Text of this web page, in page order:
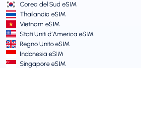
Corea del Sud eSIM
Thailandia eSIM
Vietnam eSIM
Stati Uniti d’America eSIM
Regno Unito eSIM
Indonesia eSIM
Singapore eSIM